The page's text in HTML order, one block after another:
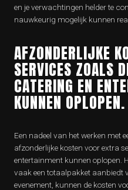
en je verwachtingen helder te
nauwkeurig mogelijk kunnen
AFZONDERLIJKE
SERVICES ZOALS
CATERING EN
KUNNEN OPLOPEN.
Een nadeel van het werken met
afzonderlijke kosten voor extra
entertainment kunnen oplopen.
vaak een totaalpakket aanbiedt
evenement, kunnen de kosten